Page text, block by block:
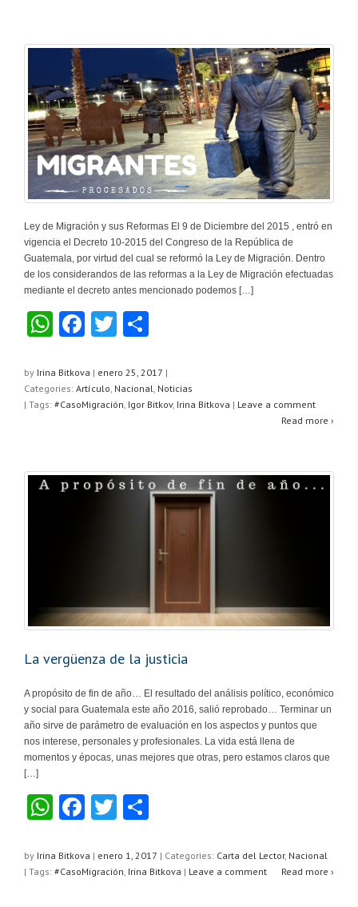
Ley de Migración y sus Reformas El 9 de Diciembre del 2015 , entró en
vigencia el Decreto 10-2015 del Congreso de la República de
Guatemala, por virtud del cual se reformó la Ley de Migración. Dentro
de los considerandos de las reformas a la Ley de Migración efectuadas
mediante el decreto antes mencionado podemos […]
W
at
s
p
F
c
e
o
T
tt
er
m
p
by Irina Bitkova | enero 25, 2017 |
Categories: Artículo Nacional Noticias
| Tags: #CasoMigración Igor Bitkov, Irina Bitkova | Leave a comment
Read more ›
La vergüenza de la justicia
A propósito de fin de año… El resultado del análisis político, económico
y social para Guatemala este año 2016, salió reprobado… Terminar un
año sirve de parámetro de evaluación en los aspectos y puntos que
nos interese, personales y profesionales. La vida está llena de
momentos y épocas, unas mejores que otras, pero estamos claros que
[…]
W
at
s
F
c
e
T
tt
er
m
p
by Irina Bitkova | enero 1, 2017 | Categories: Carta del Lector, Nacional
| Tags: #CasoMigración Irina Bitkova | Leave a comment Read more ›